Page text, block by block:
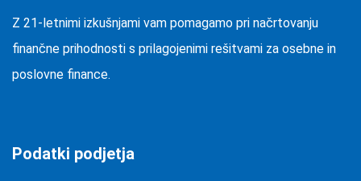
Z 21-letnimi izkušnjami vam pomagamo pri načrtovanju
finančne prihodnosti s prilagojenimi rešitvami za osebne in
poslovne finance.
Podatki podjetja